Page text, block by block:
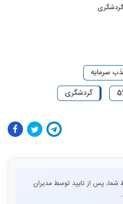
سرمایه
گردشگری
پس از تایید توسط مدیران